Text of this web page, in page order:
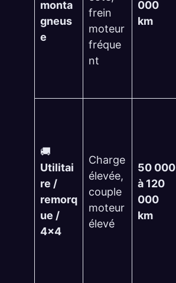
monta
gneus
e
frein
moteur
fréque
nt
000
km
🚚
Utilitai
re /
remorq
ue /
4×4
Charge
élevée,
couple
moteur
élevé
50 000
à 120
000
km